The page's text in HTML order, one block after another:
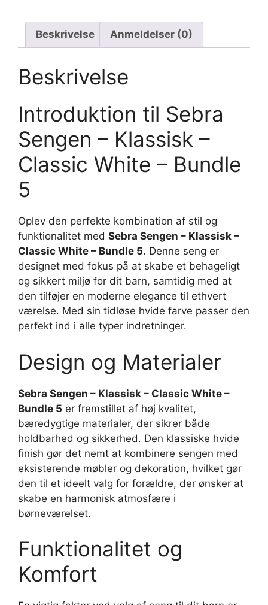
Beskrivelse Anmeldelser (0)
Beskrivelse
Introduktion til Sebra
Sengen – Klassisk –
Classic White – Bundle
5
Oplev den perfekte kombination af stil og
funktionalitet med Sebra Sengen – Klassisk –
Classic White – Bundle 5. Denne seng er
designet med fokus på at skabe et behageligt
og sikkert miljø for dit barn, samtidig med at
den tilføjer en moderne elegance til ethvert
værelse. Med sin tidløse hvide farve passer den
perfekt ind i alle typer indretninger.
Design og Materialer
Sebra Sengen – Klassisk – Classic White –
Bundle 5 er fremstillet af høj kvalitet,
bæredygtige materialer, der sikrer både
holdbarhed og sikkerhed. Den klassiske hvide
finish gør det nemt at kombinere sengen med
eksisterende møbler og dekoration, hvilket gør
den til et ideelt valg for forældre, der ønsker at
skabe en harmonisk atmosfære i
børneværelset.
Funktionalitet og
Komfort